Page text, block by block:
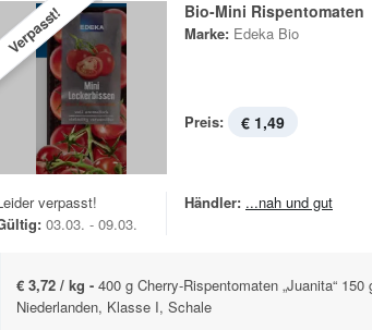
Verpasst! Bio-Mini Rispentomaten
Marke: Edeka Bio
Preis: € 1,49
verpasst!
03.03. - 09.03.
Händler: ...nah und gut
€ 3,72 / kg - 400 g Cherry-Rispentomaten „Juanita“ 150
Niederlanden, Klasse I, Schale